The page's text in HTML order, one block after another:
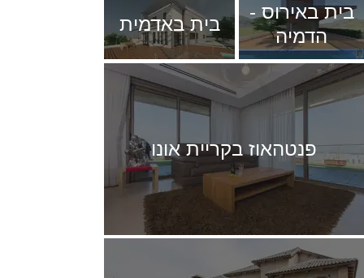
בית באירוס -
הדמיה
בית באדמית
פנטהאוז בקריית אונו